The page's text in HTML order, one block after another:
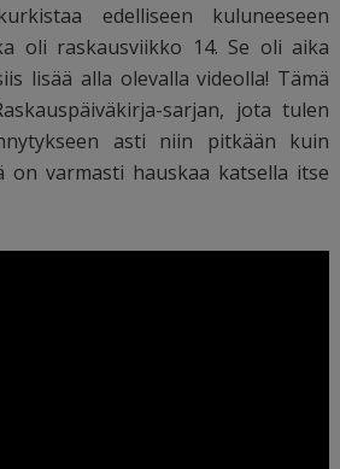
edelliseen kuluneeseen
oli raskausviikko 14. Se oli aika
lisää alla olevalla videolla! Tämä
sarjan, jota tulen
asti niin pitkään kuin
on varmasti hauskaa katsella itse